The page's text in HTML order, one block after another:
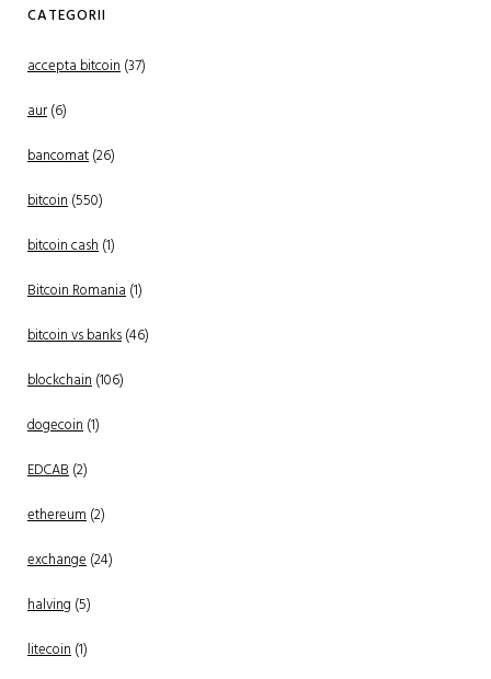
CATEGORII
accepta bitcoin(37)
aur(6)
bancomat(26)
bitcoin(550)
bitcoin cash(1)
Bitcoin Romania(1)
bitcoin vs banks(46)
blockchain(106)
dogecoin(1)
EDCAB(2)
ethereum(2)
exchange(24)
halving (5)
litecoin(1)